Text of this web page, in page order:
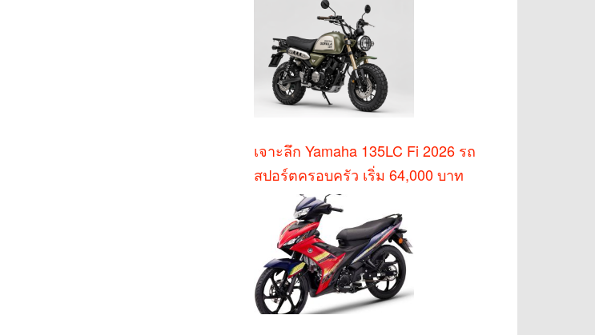
เจาะลึก Yamaha 135LC Fi 2026 รถ
สปอร์ตครอบครัว เริ่ม 64,000 บาท